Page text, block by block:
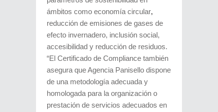
ámbitos como economía circular,
reducción de emisiones de gases de
efecto invernadero, inclusión social,
accesibilidad y reducción de residuos.
“El Certificado de Compliance también
asegura que Agencia Panisello dispone
de una metodología adecuada y
homologada para la organización o
prestación de servicios adecuados en